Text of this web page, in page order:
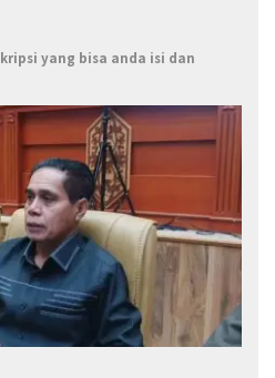
yang bisa anda isi dan